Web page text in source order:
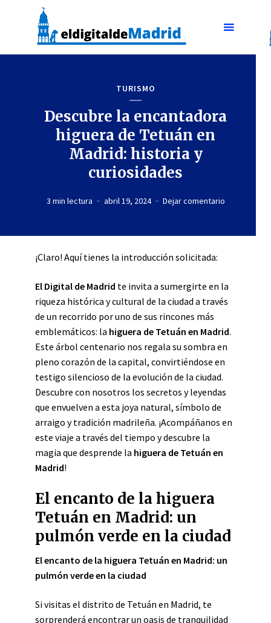
TURISMO
Descubre la encantadora
higuera de Tetuán en
Madrid: historia y
curiosidades
3 min lectura abril 19, 2024 Dejar comentario
¡Claro! Aquí tienes la introducción solicitada:
El Digital de Madrid te invita a sumergirte en la
riqueza histórica y cultural de la ciudad a través
de un recorrido por uno de sus rincones más
emblemáticos: la higuera de Tetuán en Madrid.
Este árbol centenario nos regala su sombra en
pleno corazón de la capital, convirtiéndose en
testigo silencioso de la evolución de la ciudad.
Descubre con nosotros los secretos y leyendas
que envuelven a esta joya natural, símbolo de
arraigo y tradición madrileña. ¡Acompáñanos en
este viaje a través del tiempo y descubre la
magia que desprende la higuera de Tetuán en
Madrid!
El encanto de la higuera
Tetuán en Madrid: un
pulmón verde en la ciudad
El encanto de la higuera Tetuán en Madrid: un
pulmón verde en la ciudad
Si visitas el distrito de Tetuán en Madrid, te
sorprenderá encontrar un oasis de tranquilidad